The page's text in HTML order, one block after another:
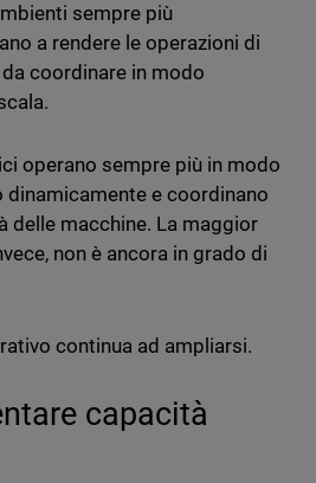
sempre più
a rendere le operazioni di
coordinare in modo
operano sempre più in modo
dinamicamente e coordinano
delle macchine. La maggior
non è ancora in grado di
continua ad ampliarsi.
capacità